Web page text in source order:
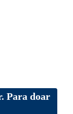
Para doar